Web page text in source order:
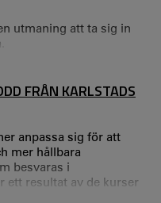
utmaning att ta sig in
FRÅN KARLSTADS
anpassa sig för att
mer hållbara
besvaras i
ett resultat av de kurser